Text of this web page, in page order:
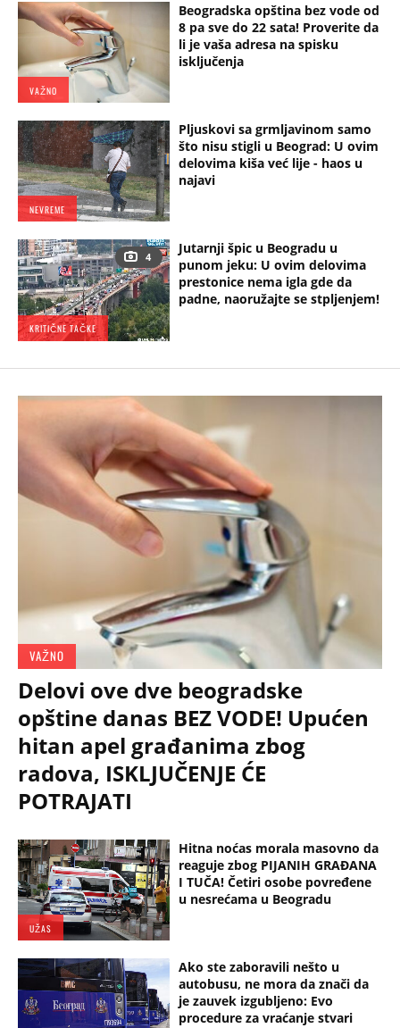
VAŽNO
Beogradska opština bez vode od
8 pa sve do 22 sata! Proverite da
li je vaša adresa na spisku
isključenja
NEVREME
Pljuskovi sa grmljavinom samo
što nisu stigli u Beograd: U ovim
delovima kiša već lije - haos u
najavi
4
KRITIČNE TAČKE
Jutarnji špic u Beogradu u
punom jeku: U ovim delovima
prestonice nema igla gde da
padne, naoružajte se stpljenjem!
VAŽNO
Delovi ove dve beogradske
opštine danas BEZ VODE! Upućen
hitan apel građanima zbog
radova, ISKLJUČENJE ĆE
POTRAJATI
UŽAS
Hitna noćas morala masovno da
reaguje zbog PIJANIH GRAĐANA
I TUČA! Četiri osobe povređene
u nesrećama u Beogradu
Ako ste zaboravili nešto u
autobusu, ne mora da znači da
je zauvek izgubljeno: Evo
procedure za vraćanje stvari